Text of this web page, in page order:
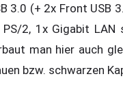
3.0 (+ 2x Front USB
PS/2, 1x Gigabit LAN
man hier auch
bzw. schwarzen